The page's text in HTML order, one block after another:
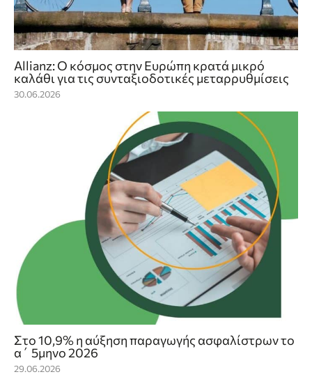
Allianz: Ο κόσμος στην Ευρώπη κρατά μικρό
καλάθι για τις συνταξιοδοτικές μεταρρυθμίσεις
30.06.2026
Στο 10,9% η αύξηση παραγωγής ασφαλίστρων το
α΄ 5μηνο 2026
29.06.2026